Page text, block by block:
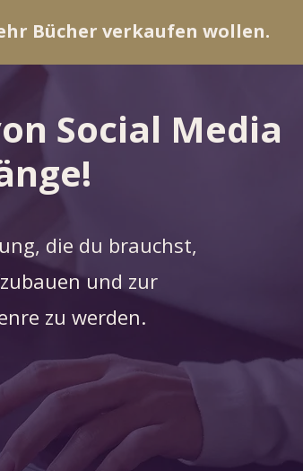
Bücher verkaufen wollen.
Social Media
die du brauchst,
und zur
zu werden.